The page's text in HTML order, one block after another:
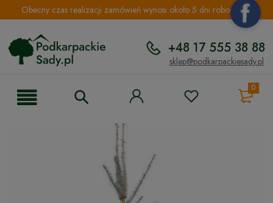
Obecny czas realizacji zamówień wynosi około 5 dni roboczych.
+48 17 555 38 88
sklep@podkarpackiesady.pl
0